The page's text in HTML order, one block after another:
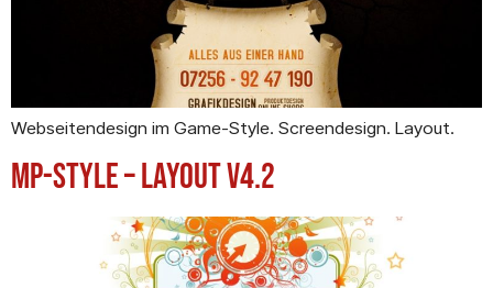
Webseitendesign im Game-Style. Screendesign. Layout.
MP-STYLE – Layout V4.2